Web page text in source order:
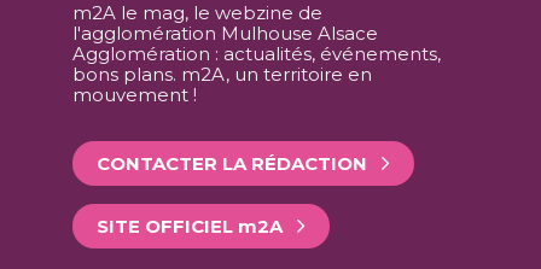
m2A le mag, le webzine de
l'agglomération Mulhouse Alsace
Agglomération : actualités, événements,
bons plans. m2A, un territoire en
mouvement !
CONTACTER LA RÉDACTION
SITE OFFICIEL m2A